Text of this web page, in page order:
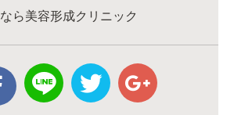
なら美容形成クリニック